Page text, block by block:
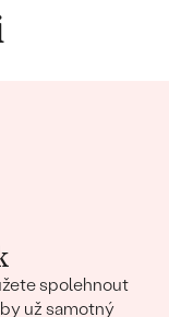
spolehnout
už samotný